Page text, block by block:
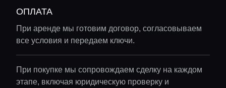
ОПЛАТА
При аренде мы готовим договор, согласовываем
все условия и передаем ключи.
При покупке мы сопровождаем сделку на каждом
этапе, включая юридическую проверку и